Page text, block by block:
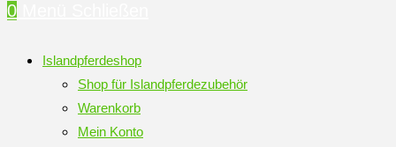
0
Islandpferdeshop
Shop für Islandpferdezubehör
Warenkorb
Mein Konto